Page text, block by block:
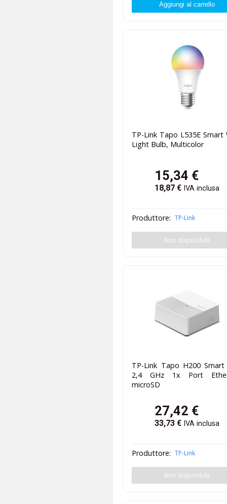
TP-Link Tapo L535E Smart
Light Bulb, Multicolor
15,34 €
18,87 € IVA inclusa
Produttore: TP-Link
Non disponibile
TP-Link Tapo H200
2,4 GHz 1x Port
microSD
27,42 €
33,73 € IVA inclusa
Produttore: TP-Link
Non disponibile